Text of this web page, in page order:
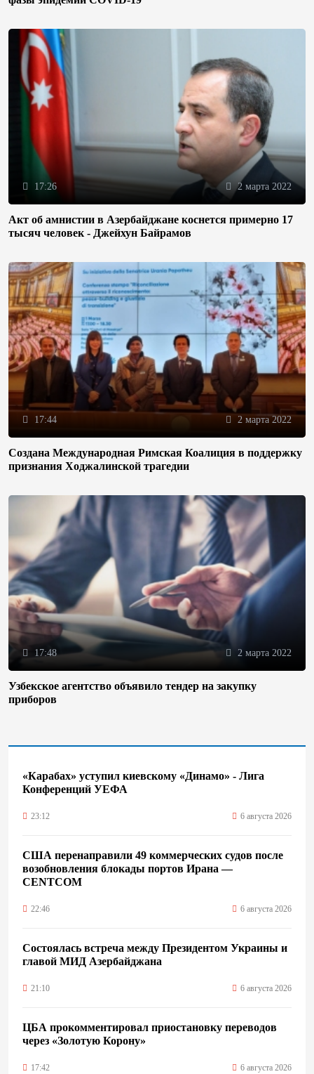
17:26 2 марта 2022
Акт об амнистии в Азербайджане коснется примерно 17
тысяч человек - Джейхун Байрамов
17:44 2 марта 2022
Создана Международная Римская Коалиция в поддержку
признания Ходжалинской трагедии
17:48 2 марта 2022
Узбекское агентство объявило тендер на закупку
приборов
«Карабах» уступил киевскому «Динамо» - Лига
Конференций УЕФА
23:12 6 августа 2026
США перенаправили 49 коммерческих судов после
возобновления блокады портов Ирана —
CENTCOM
22:46 6 августа 2026
Состоялась встреча между Президентом Украины и
главой МИД Азербайджана
21:10 6 августа 2026
ЦБА прокомментировал приостановку переводов
через «Золотую Корону»
17:42 6 августа 2026